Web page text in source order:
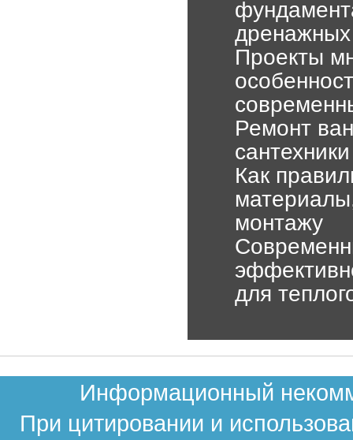
Проекты
Ремонт
Как
монтажу
для
Информационный
При цитировании и